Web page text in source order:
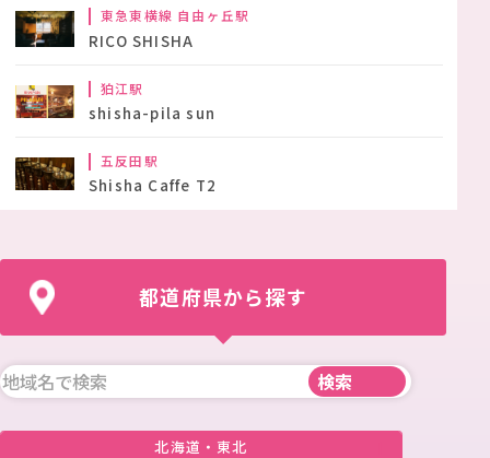
東急東横線 自由ヶ丘駅
RICO SHISHA
狛江駅
shisha-pila sun
五反田駅
Shisha Caffe T2
都道府県から探す
北海道・東北